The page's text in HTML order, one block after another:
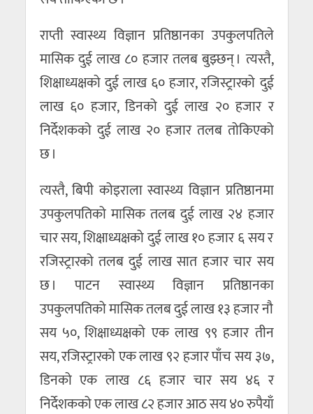
राप्ती स्वास्थ्य विज्ञान प्रतिष्ठानका उपकुलपतिले
मासिक दुई लाख ८० हजार तलब बुझ्छन् । त्यस्तै,
शिक्षाध्यक्षको दुई लाख ६० हजार, रजिस्ट्रारको दुई
लाख ६० हजार, डिनको दुई लाख २० हजार र
निर्देशकको दुई लाख २० हजार तलब तोकिएको
छ ।
त्यस्तै, बिपी कोइराला स्वास्थ्य विज्ञान प्रतिष्ठानमा
उपकुलपतिको मासिक तलब दुई लाख २४ हजार
चार सय, शिक्षाध्यक्षको दुई लाख १० हजार ६ सय र
रजिस्ट्रारको तलब दुई लाख सात हजार चार सय
छ । पाटन स्वास्थ्य विज्ञान प्रतिष्ठानका
उपकुलपतिको मासिक तलब दुई लाख १३ हजार नौ
सय ५०, शिक्षाध्यक्षको एक लाख ९९ हजार तीन
सय, रजिस्ट्रारको एक लाख ९२ हजार पाँच सय ३७,
डिनको एक लाख ८६ हजार चार सय ४६ र
निर्देशकको एक लाख ८२ हजार आठ सय ४० रुपैयाँ